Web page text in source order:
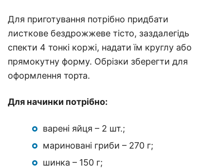
Для приготування потрібно придбати
листкове бездрожжеве тісто, заздалегідь
спекти 4 тонкі коржі, надати їм круглу або
прямокутну форму. Обрізки зберегти для
оформлення торта.
Для начинки потрібно:
варені яйця – 2 шт.;
мариновані гриби – 270 г;
шинка – 150 г;